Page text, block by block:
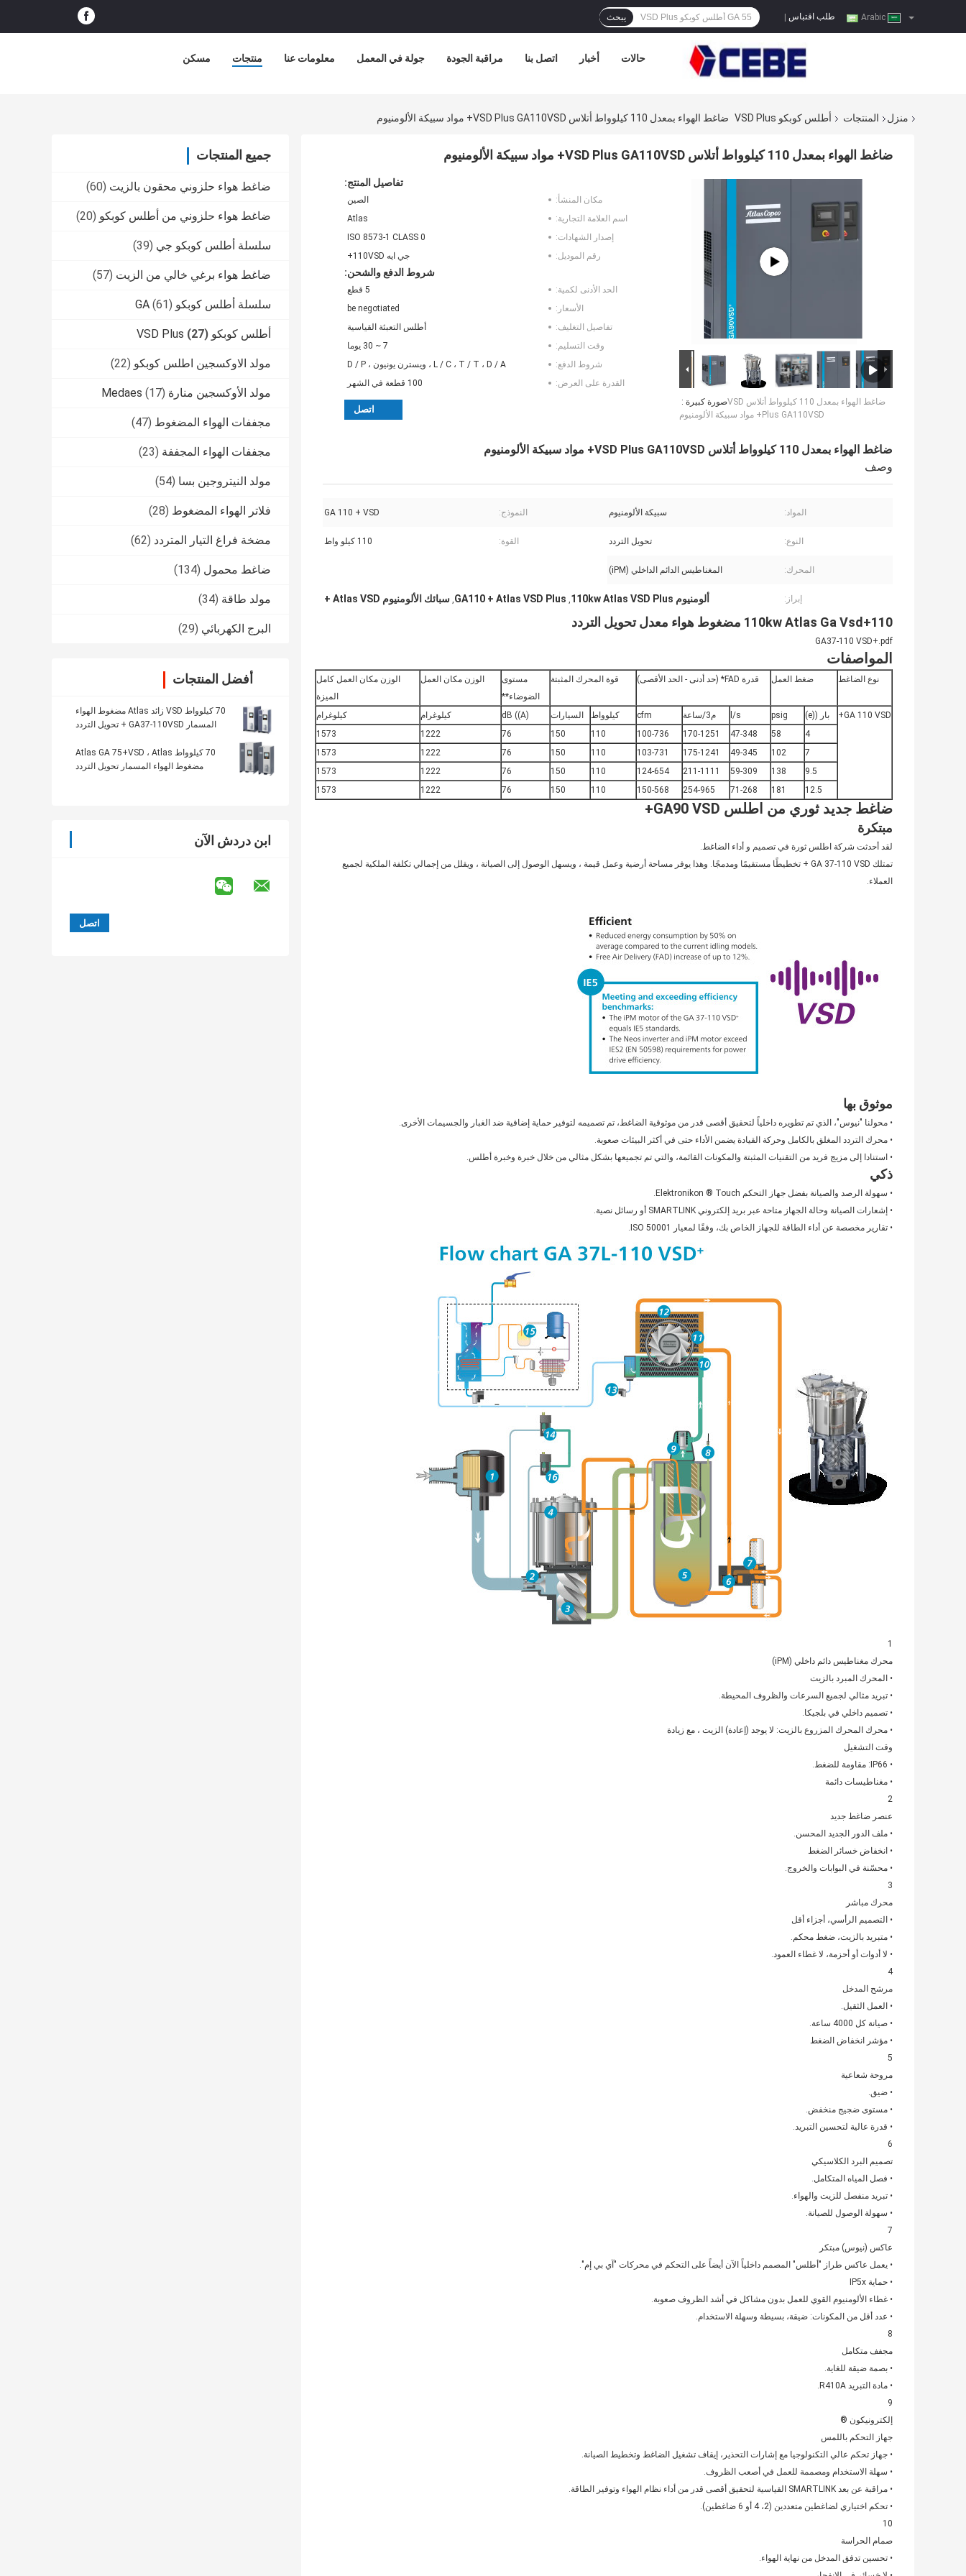
طلب اقتباس يبحث
مسكن منتجات معلومات عنا جولة في المعمل مراقبة الجودة اتصل بنا أخبار حالات
منزل المنتجات أطلس كوبكو VSD Plus ضاغط الهواء بمعدل 110 كيلوواط أتلاس VSD Plus GA110VSD+ مواد سبيكة الألومنيوم
جميع المنتجات
ضاغط هواء حلزوني محقون بالزيت (60)
ضاغط هواء حلزوني من أطلس كوبكو (20)
سلسلة أطلس كوبكو جي (39)
ضاغط هواء برغي خالي من الزيت (57)
سلسلة أطلس كوبكو GA (61)
أطلس كوبكو VSD Plus (27)
مولد الاوكسجين اطلس كوبكو (22)
مولد الأوكسجين منارة Medaes (17)
مجففات الهواء المضغوط (47)
مجففات الهواء المجففة (23)
مولد النيتروجين بسا (54)
فلاتر الهواء المضغوط (28)
مضخة فراغ التيار المتردد (62)
ضاغط محمول (134)
مولد طاقة (34)
البرج الكهربائي (29)
أفضل المنتجات
70 كيلوواط VSD زائد Atlas مضغوط الهواء
المسمار GA37-110VSD + تحويل التردد
70 كيلوواط Atlas GA 75+VSD ، Atlas
مضغوط الهواء المسمار تحويل التردد
ابن دردش الآن
ضاغط الهواء بمعدل 110 كيلوواط أتلاس VSD Plus GA110VSD+ مواد سبيكة الألومنيوم
صورة كبيرة :ضاغط الهواء بمعدل 110 كيلوواط أتلاس VSD
Plus GA110VSD+ مواد سبيكة الألومنيوم
تفاصيل المنتج:
مكان المنشأ:
الصين
اسم العلامة التجارية:
Atlas
إصدار الشهادات:
ISO 8573-1 CLASS 0
رقم الموديل:
جي ايه 110VSD+
شروط الدفع والشحن:
الحد الأدنى لكمية:
5 قطع
الأسعار:
be negotiated
تفاصيل التغليف:
أطلس التعبئة القياسية
وقت التسليم:
7 ~ 30 يوما
شروط الدفع:
L / C ، T / T ، D / A ، ويسترن يونيون ، D / P
القدرة على العرض:
100 قطعة في الشهر
اتصل
ضاغط الهواء بمعدل 110 كيلوواط أتلاس VSD Plus GA110VSD+ مواد سبيكة الألومنيوم
وصف
المواد: سبيكة الألومنيوم النموذج: GA 110 + VSD
النوع: تحويل التردد القوة: 110 كيلو واط
المحرك: المغناطيس الدائم الداخلي (iPM)
إبراز: ألومنيوم 110kw Atlas VSD Plus ,
GA110 + Atlas VSD Plus
, سبائك الألومنيوم Atlas VSD +
110kw Atlas Ga Vsd+110 مضغوط هواء معدل تحويل التردد
GA37-110 VSD+.pdf
المواصفات
نوع الضاغط ضغط العمل قدرة FAD* (حد أدنى - الحد الأقصى) قوة المحرك المثبتة
مستوى
الضوضاء**
الوزن مكان العمل
الوزن مكان العمل كامل
الميزة
GA 110 VSD+
بار ((e) psig
l/s م3/ساعة cfm كيلوواط السيارات dB ((A) كيلوغرام
كيلوغرام
4
58
47-348
170-1251
100-736
110
150
76
1222
1573
7
102
49-345
175-1241
103-731
110
150
76
1222
1573
9.5
138
59-309
211-1111
124-654
110
150
76
1222
1573
12.5
181
71-268
254-965
150-568
110
150
76
1222
1573
ضاغط جديد ثوري من اطلس GA90 VSD+
مبتكرة
لقد أحدثت شركة اطلس ثورة في تصميم و أداء الضاغط.
تمتلك GA 37-110 VSD + تخطيطًا مستقيمًا ومدمجًا. وهذا يوفر مساحة أرضية وعمل قيمة ، ويسهل الوصول إلى الصيانة ، ويقلل من إجمالي تكلفة الملكية لجميع
العملاء.
موثوق بها
• محولنا "نيوس"، الذي تم تطويره داخلياً لتحقيق أقصى قدر من موثوقية الضاغط، تم تصميمه لتوفير حماية إضافية ضد الغبار والجسيمات الأخرى.
• محرك التردد المغلق بالكامل وحركة القيادة يضمن الأداء حتى في أكثر البيئات صعوبة.
• استنادا إلى مزيج فريد من التقنيات المثبتة والمكونات القائمة، والتي تم تجميعها بشكل مثالي من خلال خبرة وخبرة أطلس.
ذكي
• سهولة الرصد والصيانة بفضل جهاز التحكم Elektronikon ® Touch.
• إشعارات الصيانة وحالة الجهاز متاحة عبر بريد إلكتروني SMARTLINK أو رسائل نصية.
• تقارير مخصصة عن أداء الطاقة للجهاز الخاص بك، وفقًا لمعيار ISO 50001.
1
محرك مغناطيس دائم داخلي (iPM)
• المحرك المبرد بالزيت
• تبريد مثالي لجميع السرعات والظروف المحيطة.
• تصميم داخلي في بلجيكا.
• محرك المحرك المزروع بالزيت: لا يوجد (إعادة) الزيت ، مع زيادة
وقت التشغيل
• IP66: مقاومة للضغط.
• مغناطيسات دائمة
2
عنصر ضاغط جديد
• ملف الدور الجديد المحسن.
• انخفاض خسائر الضغط
• محسّنة في البوابات والخروج.
3
محرك مباشر
• التصميم الرأسي، أجزاء أقل
• متبريد بالزيت، ضغط محكم.
• لا أدوات أو أحزمة، لا غطاء العمود.
4
مرشح المدخل
• العمل الثقيل.
• صيانة كل 4000 ساعة.
• مؤشر انخفاض الضغط
5
مروحة شعاعية
• ضيق.
• مستوى ضجيج منخفض.
• قدرة عالية لتحسين التبريد.
6
تصميم البرد الكلاسيكي
• فصل المياه المتكامل.
• تبريد منفصل للزيت والهواء.
• سهولة الوصول للصيانة.
7
عاكس (نيوس) مبتكر
• يعمل عاكس طراز "أطلس" المصمم داخلياً الآن أيضاً على التحكم في محركات "آي بي إم".
• حماية IP5x
• غطاء الألومنيوم القوي للعمل بدون مشاكل في أشد الظروف صعوبة.
• عدد أقل من المكونات: ضيقة، بسيطة وسهلة الاستخدام.
8
مجفف متكامل
• بصمة ضيقة للغاية.
• مادة التبريد R410A.
9
إلكترونيكون ®
جهاز التحكم باللمس
• جهاز تحكم عالي التكنولوجيا مع إشارات التحذير، إيقاف تشغيل الضاغط وتخطيط الصيانة.
• سهلة الاستخدام ومصممة للعمل في أصعب الظروف.
• مراقبة عن بعد SMARTLINK القياسية لتحقيق أقصى قدر من أداء نظام الهواء وتوفير الطاقة.
• تحكم اختياري لضاغطين متعددين (2، 4 أو 6 ضاغطين).
10
صمام الحراسة
• تحسين تدفق المدخل من نهاية الهواء.